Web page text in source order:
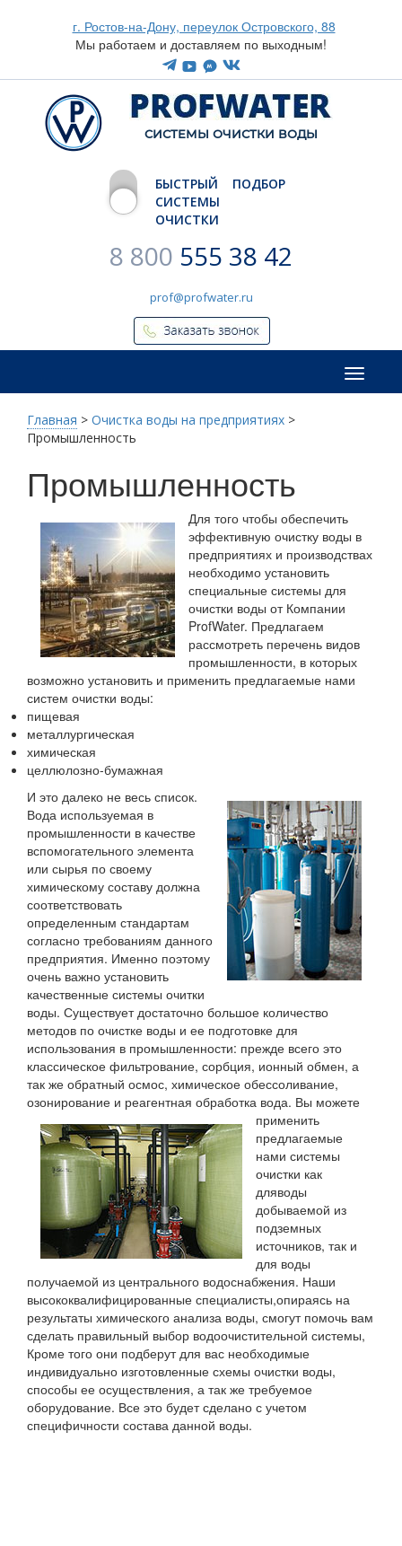
г. Ростов-на-Дону, переулок Островского, 88
Мы работаем и доставляем по выходным!
CИСТЕМЫ ОЧИСТКИ ВОДЫ
БЫСТРЫЙ ПОДБОР
СИСТЕМЫ
ОЧИСТКИ
8 800 555 38 42
prof@profwater.ru
Меню
Главная > Очистка воды на предприятиях >
Промышленность
Промышленность
Для того чтобы обеспечить
эффективную очистку воды в
предприятиях и производствах
необходимо установить
специальные системы для
очистки воды от Компании
ProfWater. Предлагаем
рассмотреть перечень видов
промышленности, в которых
возможно установить и применить предлагаемые нами
систем очистки воды:
пищевая
металлургическая
химическая
целлюлозно-бумажная
И это далеко не весь список.
Вода используемая в
промышленности в качестве
вспомогательного элемента
или сырья по своему
химическому составу должна
соответствовать
определенным стандартам
согласно требованиям данного
предприятия. Именно поэтому
очень важно установить
качественные системы очитки
воды. Существует достаточно большое количество
методов по очистке воды и ее подготовке для
использования в промышленности: прежде всего это
классическое фильтрование, сорбция, ионный обмен, а
так же обратный осмос, химическое обессоливание,
озонирование и реагентная обработка вода. Вы можете
применить
предлагаемые
нами системы
очистки как
дляводы
добываемой из
подземных
источников, так и
для воды
получаемой из центрального водоснабжения. Наши
высококвалифицированные специалисты,опираясь на
результаты химического анализа воды, смогут помочь вам
сделать правильный выбор водоочистительной системы,
Кроме того они подберут для вас необходимые
индивидуально изготовленные схемы очистки воды,
способы ее осуществления, а так же требуемое
оборудование. Все это будет сделано с учетом
специфичности состава данной воды.